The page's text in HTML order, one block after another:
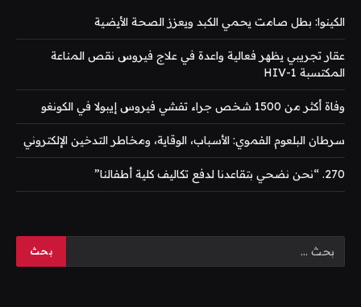
الكينوا: بطل صامت يحمي الكبد ويعزز الصحة الأيضية
عقار تجريبي يظهر فعالية واعدة في علاج فيروس نقص المناعة
المكتسبة HIV-1
وفاة أكثر من 1500 شخص جراء تفشي فيروس إيبولا في الكونغو
سرطان البلعوم الفموي: الأسباب، الوقاية، ومخاطر التدخين الإلكتروني
270. “نحن نضحي بتقاعدنا لدفع تكاليف كلية أطفالنا”